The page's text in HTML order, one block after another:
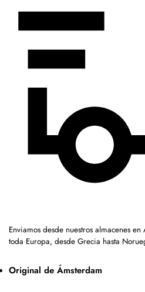
Enviamos desde nuestros almacenes
toda Europa, desde Grecia hasta
Original de Ámsterdam